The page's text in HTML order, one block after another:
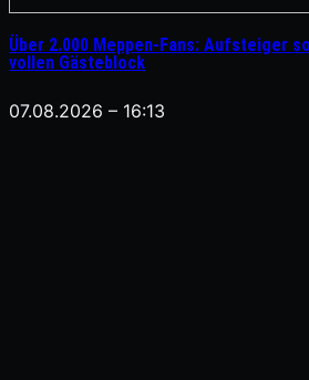
Über 2.000 Meppen-Fans: Aufsteiger
vollen Gästeblock
07.08.2026 – 16:13